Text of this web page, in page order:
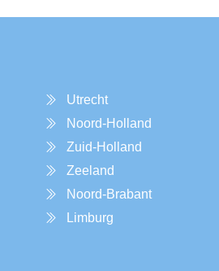
Utrecht
Noord-Holland
Zuid-Holland
Zeeland
Noord-Brabant
Limburg